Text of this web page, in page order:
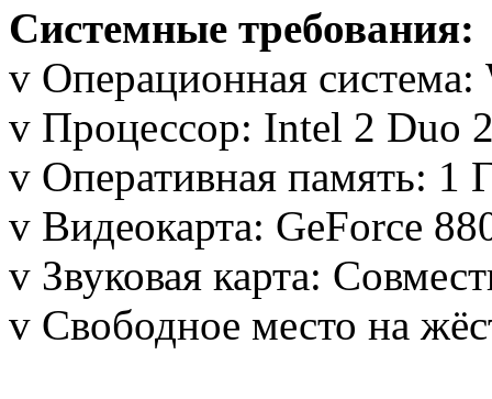
Системные требования:
v Операционная
v Процессор: Intel 2 Duo
v Оперативная память: 1
v Видеокарта: GeForce
v Звуковая карта:
v Свободное место на